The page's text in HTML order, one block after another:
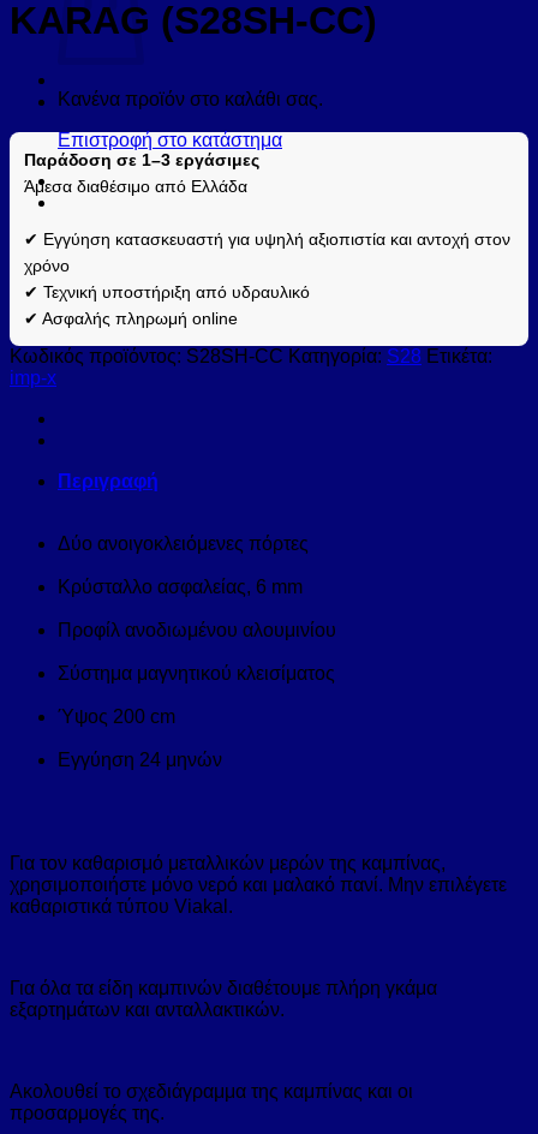
Κανένα προϊόν στο καλάθι σας.
Επιστροφή στο κατάστημα
KARAG (S28SH-CC)
Παράδοση σε 1–3 εργάσιμες
Άμεσα διαθέσιμο από Ελλάδα
✔ Εγγύηση κατασκευαστή για υψηλή αξιοπιστία και αντοχή στον
χρόνο
✔ Τεχνική υποστήριξη από υδραυλικό
✔ Ασφαλής πληρωμή online
Κωδικός προϊόντος: S28SH-CC Κατηγορία: S28 Ετικέτα:
imp-x
Περιγραφή
Δύο ανοιγοκλειόμενες πόρτες
Κρύσταλλο ασφαλείας, 6 mm
Προφίλ ανοδιωμένου αλουμινίου
Σύστημα μαγνητικού κλεισίματος
Ύψος 200 cm
Εγγύηση 24 μηνών
Για τον καθαρισμό μεταλλικών μερών της καμπίνας,
χρησιμοποιήστε μόνο νερό και μαλακό πανί. Μην επιλέγετε
καθαριστικά τύπου Viakal.
Για όλα τα είδη καμπινών διαθέτουμε πλήρη γκάμα
εξαρτημάτων και ανταλλακτικών.
Ακολουθεί το σχεδιάγραμμα της καμπίνας και οι
προσαρμογές της.